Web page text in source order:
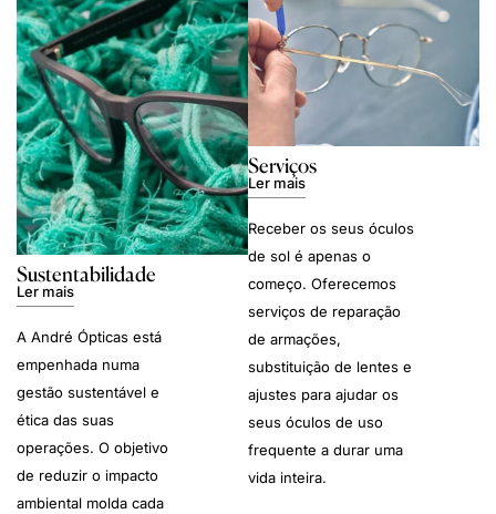
Sustentabilidade
Ler mais
A André Ópticas está
empenhada numa
gestão sustentável e
ética das suas
operações. O objetivo
de reduzir o impacto
ambiental molda cada
Serviços
Ler mais
Receber os seus óculos
de sol é apenas o
começo. Oferecemos
serviços de reparação
de armações,
substituição de lentes e
ajustes para ajudar os
seus óculos de uso
frequente a durar uma
vida inteira.